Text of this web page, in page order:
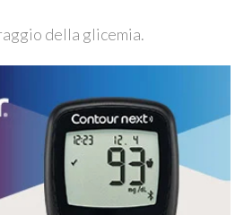
della glicemia.